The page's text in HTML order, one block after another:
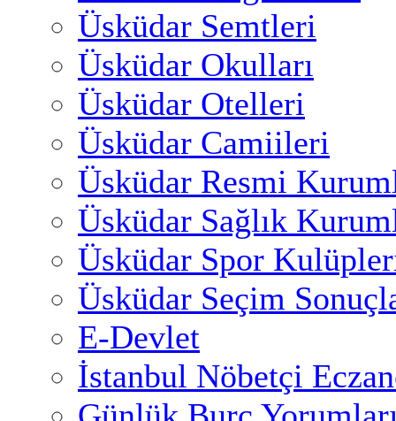
Üsküdar Semtleri
Üsküdar Okulları
Üsküdar Otelleri
Üsküdar Camiileri
Üsküdar Resmi
Üsküdar Sağlık
Üsküdar Spor
Üsküdar Seçim
E-Devlet
İstanbul Nöbetçi